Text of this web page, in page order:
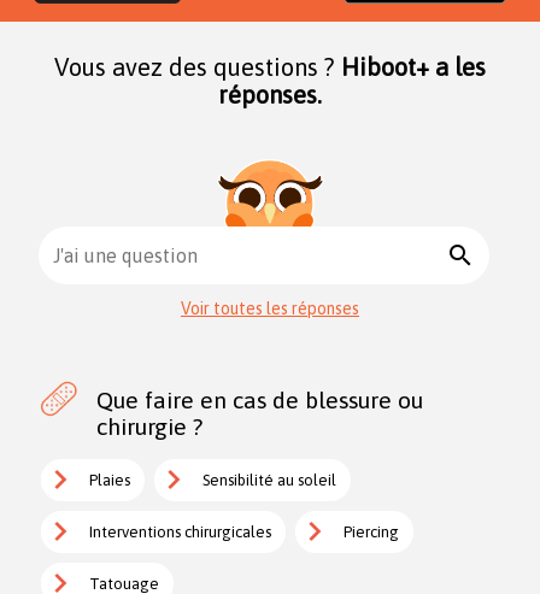
Vous avez des questions ? Hiboot+ a les
réponses.
J'ai une question search
Voir toutes les réponses
Que faire en cas de blessure ou
chirurgie ?
Plaies Sensibilité au soleil
Interventions chirurgicales Piercing
Tatouage